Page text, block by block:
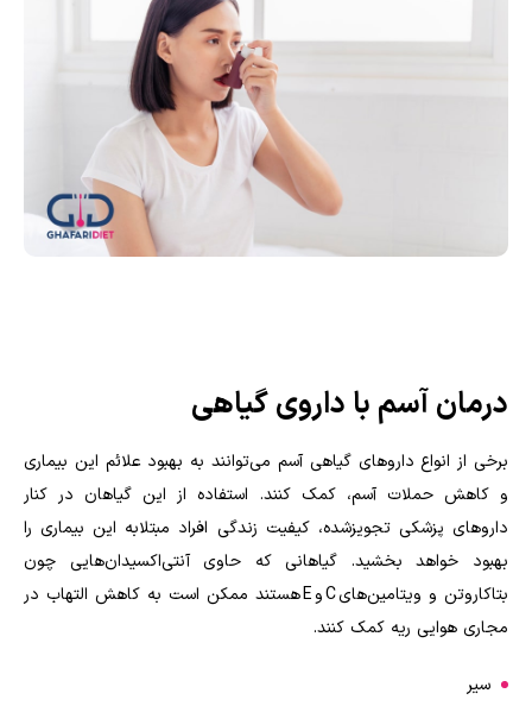
درمان آسم با داروی گیاهی
برخی از انواع داروهای گیاهی آسم میتوانند به بهبود علائم این بیماری
و کاهش حملات آسم، کمک کنند. استفاده از این گیاهان در کنار
داروهای پزشکی تجویزشده، کیفیت زندگی افراد مبتلابه این بیماری را
بهبود خواهد بخشید. گیاهانی که حاوی آنتی‌اکسیدانهایی چون
بتاکاروتن و ویتامین‌هایCوEهستند ممکن است به کاهش التهاب در
مجاری هوایی ریه کمک کنند.
سیر